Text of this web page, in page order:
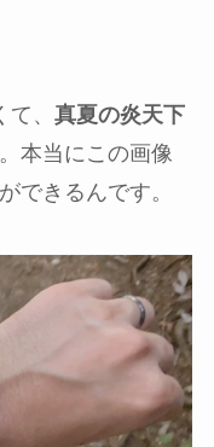
、 真夏の炎天下
本当にこの画像
できるんです。